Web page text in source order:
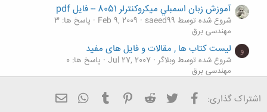
آموزش زبان اسمبلي ميكروكنترلر 8051 -- فایل pdf
شروع شده توسط saeed99 Feb 9, 2009
پاسخ ها: 3
مهندسی برق
و لیست کتاب ها , مقالات و فایل های مفید
شروع شده توسط وبلاگر Jul 27, 2007 پاسخ ها: 0
مهندسی برق
لیست کتاب ها , مقالات و فایل های مفید
شروع شده توسط وبلاگر Jan 1, 2007
پاسخ ها: 0
اشتراک گذاری: فیسبوک تویتر Reddit
Pinterest
Tumblr
WhatsApp